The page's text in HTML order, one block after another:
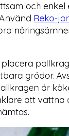
och
Reko-
grödor.
är
att